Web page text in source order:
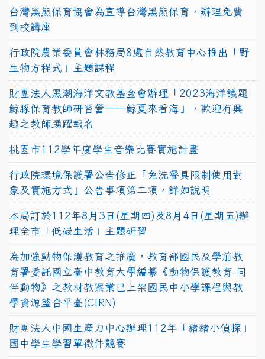
台灣黑熊保育協會為宣導台灣黑熊保育，辦理免費
到校講座
行政院農業委員會林務局8處自然教育中心推出「野
生物方程式」主題課程
財團法人黑潮海洋文教基金會辦理「2023海洋議題
鯨豚保育教師研習營──鯨夏來看海」，歡迎有興
趣之教師踴躍報名
桃園市112學年度學生音樂比賽實施計畫
行政院環境保護署公告修正「免洗餐具限制使用對
象及實施方式」公告事項第二項，詳如說明
本局訂於112年8月3日(星期四)及8月4日(星期五)辦
理全市「低碳生活」主題研習
為加強動物保護教育之推廣，教育部國民及學前教
育署委託國立臺中教育大學編纂《動物保護教育-同
伴動物》之教材教案業已上架國民中小學課程與教
學資源整合平臺(CIRN)
財團法人中國生產力中心辦理112年「豬豬小偵探」
國中學生學習單徵件競賽